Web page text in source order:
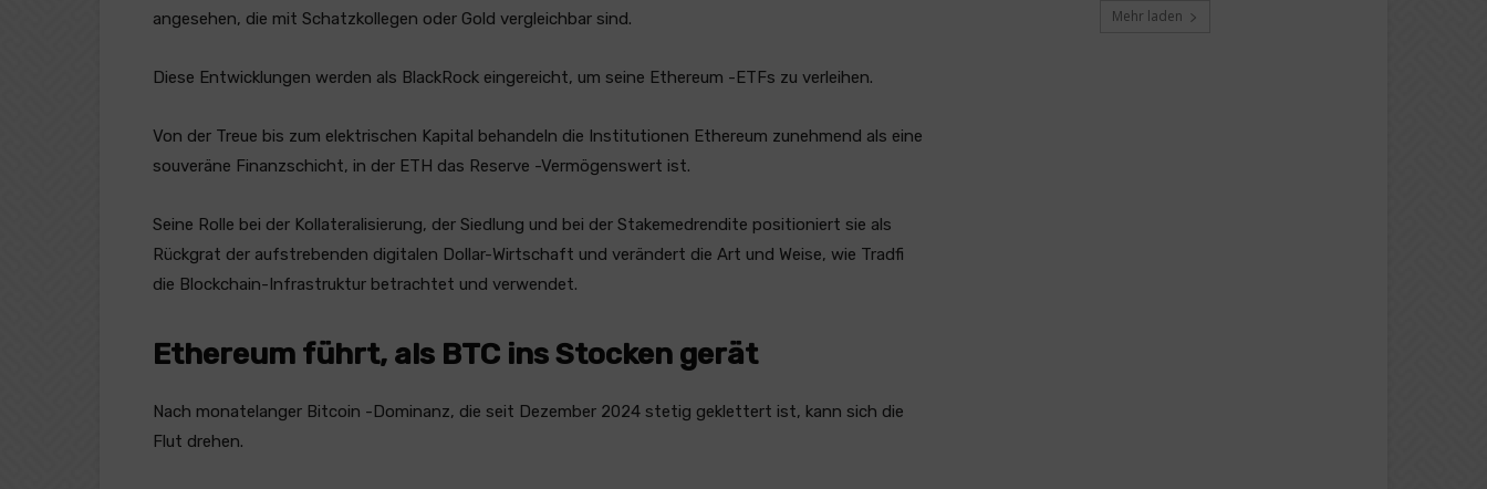
angesehen, die mit Schatzkollegen oder Gold vergleichbar sind.
Diese Entwicklungen werden als BlackRock eingereicht, um seine Ethereum -ETFs zu verleihen.
Von der Treue bis zum elektrischen Kapital behandeln die Institutionen Ethereum zunehmend als eine
souveräne Finanzschicht, in der ETH das Reserve -Vermögenswert ist.
Seine Rolle bei der Kollateralisierung, der Siedlung und bei der Stakemedrendite positioniert sie als
Rückgrat der aufstrebenden digitalen Dollar-Wirtschaft und verändert die Art und Weise, wie Tradfi
die Blockchain-Infrastruktur betrachtet und verwendet.
Ethereum führt, als BTC ins Stocken gerät
Nach monatelanger Bitcoin -Dominanz, die seit Dezember 2024 stetig geklettert ist, kann sich die
Flut drehen.
Mehr laden